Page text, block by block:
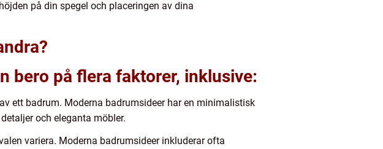
på din spegel och placeringen av dina
bero på flera faktorer, inklusive:
ett badrum. Moderna badrumsideer har en minimalistisk
och eleganta möbler.
variera. Moderna badrumsideer inkluderar ofta